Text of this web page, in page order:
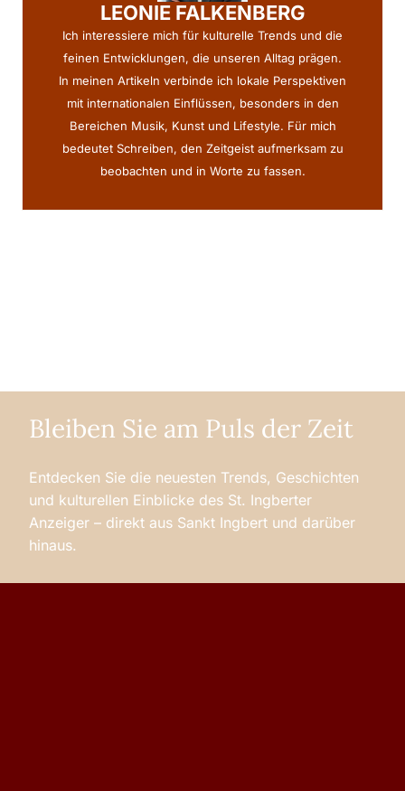
LEONIE FALKENBERG
Ich interessiere mich für kulturelle Trends und die
feinen Entwicklungen, die unseren Alltag prägen.
In meinen Artikeln verbinde ich lokale Perspektiven
mit internationalen Einflüssen, besonders in den
Bereichen Musik, Kunst und Lifestyle. Für mich
bedeutet Schreiben, den Zeitgeist aufmerksam zu
beobachten und in Worte zu fassen.
Bleiben Sie am Puls der Zeit
Entdecken Sie die neuesten Trends, Geschichten
und kulturellen Einblicke des St. Ingberter
Anzeiger – direkt aus Sankt Ingbert und darüber
hinaus.